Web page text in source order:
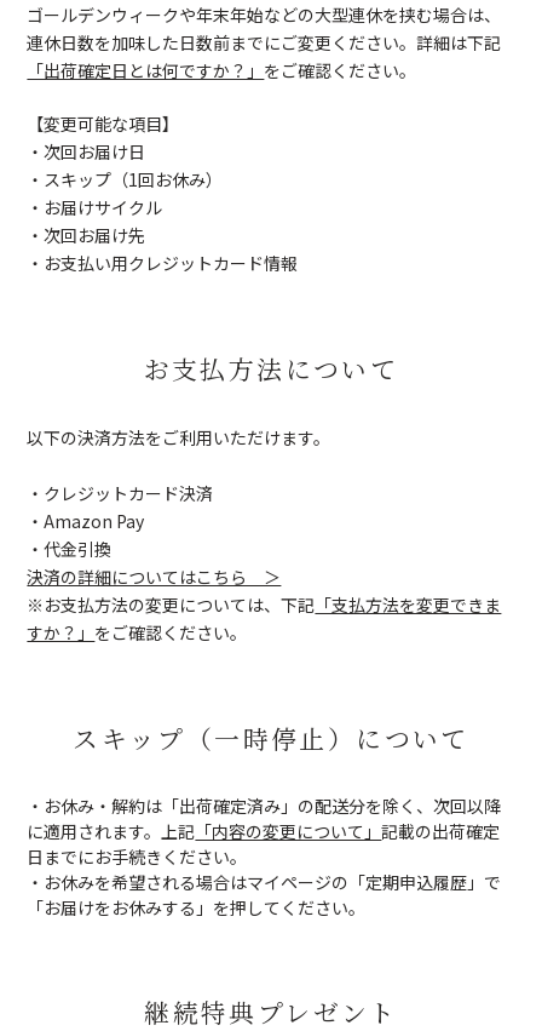
ゴールデンウィークや年末年始などの大型連休を挟む場合は、
連休日数を加味した日数前までにご変更ください。詳細は下記
「出荷確定日とは何ですか？」 をご確認ください。
【変更可能な項目】
・次回お届け日
・スキップ（1回お休み）
・お届けサイクル
・次回お届け先
・お支払い用クレジットカード情報
お支払方法について
以下の決済方法をご利用いただけます。
・クレジットカード決済
・Amazon Pay
・代金引換
決済の詳細についてはこちら ＞
※お支払方法の変更については、下記 「支払方法を変更できま
すか？」 をご確認ください。
スキップ（一時停止）について
・お休み・解約は「出荷確定済み」の配送分を除く、次回以降
に適用されます。上記 「内容の変更について」記載の出荷確定
日までにお手続きください。
・お休みを希望される場合はマイページの「定期申込履歴」で
「お届けをお休みする」を押してください。
継続特典プレゼント